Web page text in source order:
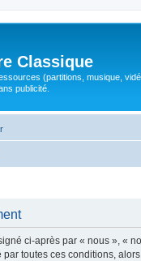
Classique
(partitions, musique,
publicité.
ci-après par « nous », «
par toutes ces conditions,